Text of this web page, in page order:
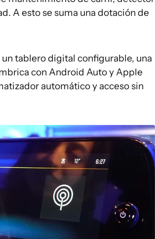
A esto se suma una dotación de
tablero digital configurable, una
con Android Auto y Apple
automático y acceso sin